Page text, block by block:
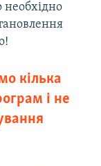
необхідно
кілька
і не